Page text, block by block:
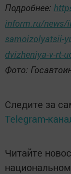
Подробнее:
inform.ru/news/
samoizolyatsii-
dvizheniya-v-rt-
Фото:
Следите за
Telegram-
Читайте